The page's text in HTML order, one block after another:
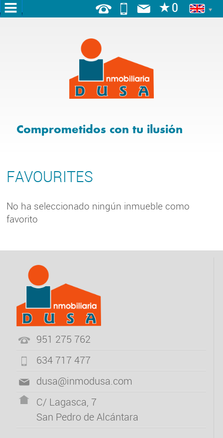
Comprometidos con tu ilusión
SALE
TOURIST
RENTAL
LES
RENTAL
FAVOURITES
No ha seleccionado ningún inmueble como
favorito
951 275 762
634 717 477
dusa@inmodusa.com
C/ Lagasca, 7
San Pedro de Alcántara